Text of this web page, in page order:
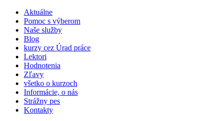
Aktuálne
Pomoc s výberom
Naše služby
Blog
kurzy cez Úrad práce
Lektori
Hodnotenia
Zľavy
všetko o kurzoch
Informácie, o nás
Strážny pes
Kontakty